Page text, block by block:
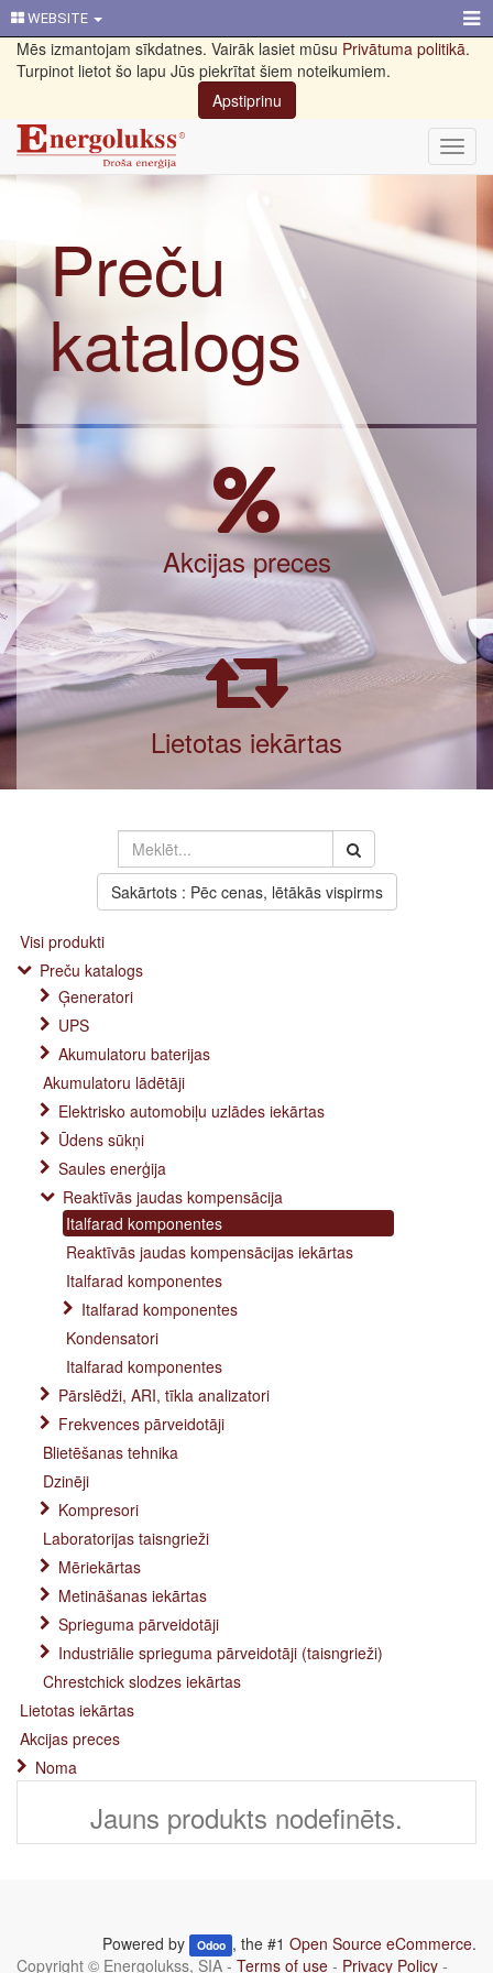
WEBSITE
Mēs izmantojam sīkdatnes. Vairāk lasiet mūsu Privātuma politikā.
Turpinot lietot šo lapu Jūs piekrītat šiem noteikumiem.
Apstiprinu
Preču
katalogs
Akcijas preces
Lietotas iekārtas
Sakārtots : Pēc cenas, lētākās vispirms
Visi produkti
Preču katalogs
Ģeneratori
UPS
Akumulatoru baterijas
Akumulatoru lādētāji
Elektrisko automobiļu uzlādes iekārtas
Ūdens sūkņi
Saules enerģija
Reaktīvās jaudas kompensācija
Italfarad komponentes
Reaktīvās jaudas kompensācijas iekārtas
Italfarad komponentes
Italfarad komponentes
Kondensatori
Italfarad komponentes
Pārslēdži, ARI, tīkla analizatori
Frekvences pārveidotāji
Blietēšanas tehnika
Dzinēji
Kompresori
Laboratorijas taisngrieži
Mēriekārtas
Metināšanas iekārtas
Sprieguma pārveidotāji
Industriālie sprieguma pārveidotāji (taisngrieži)
Chrestchick slodzes iekārtas
Lietotas iekārtas
Akcijas preces
Noma
Jauns produkts nodefinēts.
Powered by Odoo , the #1 Open Source eCommerce.
Copyright © Energolukss, SIA - Terms of use - Privacy Policy -